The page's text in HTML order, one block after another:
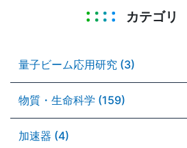
カテゴリ
量子ビーム応用研究 (3)
物質・生命科学 (159)
加速器 (4)